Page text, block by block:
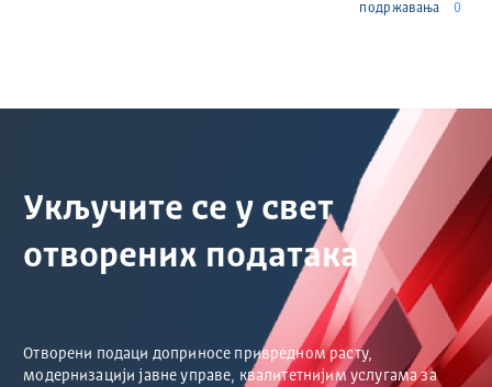
подржавања
0
Укључите се у свет
отворених података
Отворени подаци доприносе привредном расту,
модернизацији јавне управе, квалитетнијим услугама за